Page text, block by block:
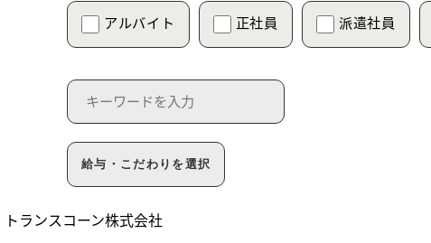
アルバイト 正社員 派遣社員
給与・こだわりを選択
トランスコーン株式会社